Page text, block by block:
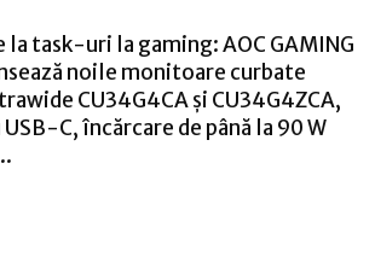
la task-uri la gaming: AOC GAMING
noile monitoare curbate
CU34G4CA și CU34G4ZCA,
USB-C, încărcare de până la 90 W